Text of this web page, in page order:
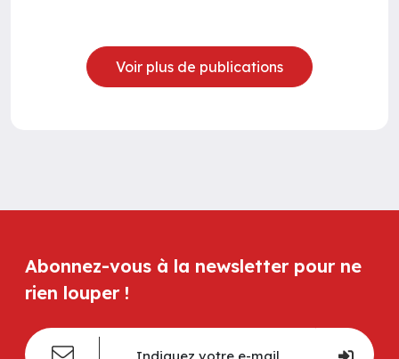
Voir plus de publications
Abonnez-vous à la newsletter pour ne
rien louper !